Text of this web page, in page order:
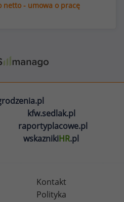
netto - umowa o pracę
kfw.sedlak.pl
raportyplacowe.pl
wskaznikiHR.pl
Kontakt
Polityka